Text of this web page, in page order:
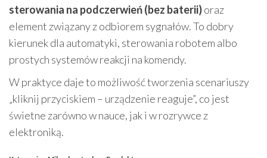
sterowania na podczerwień (bez baterii)oraz
element związany z odbiorem sygnałów. To dobry
kierunek dla automatyki, sterowania robotem albo
prostych systemów reakcji na komendy.
W praktyce daje to możliwość tworzenia scenariuszy
„kliknij przyciskiem – urządzenie reaguje”, co jest
świetne zarówno w nauce, jak i w rozrywce z
elektroniką.